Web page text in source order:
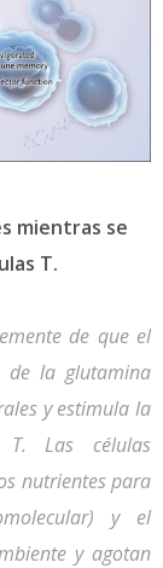
mientras se
T.
de que el
de la glutamina
y estimula la
Las células
nutrientes para
y el
y agotan